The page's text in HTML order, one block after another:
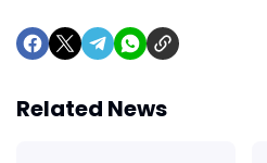
Related News